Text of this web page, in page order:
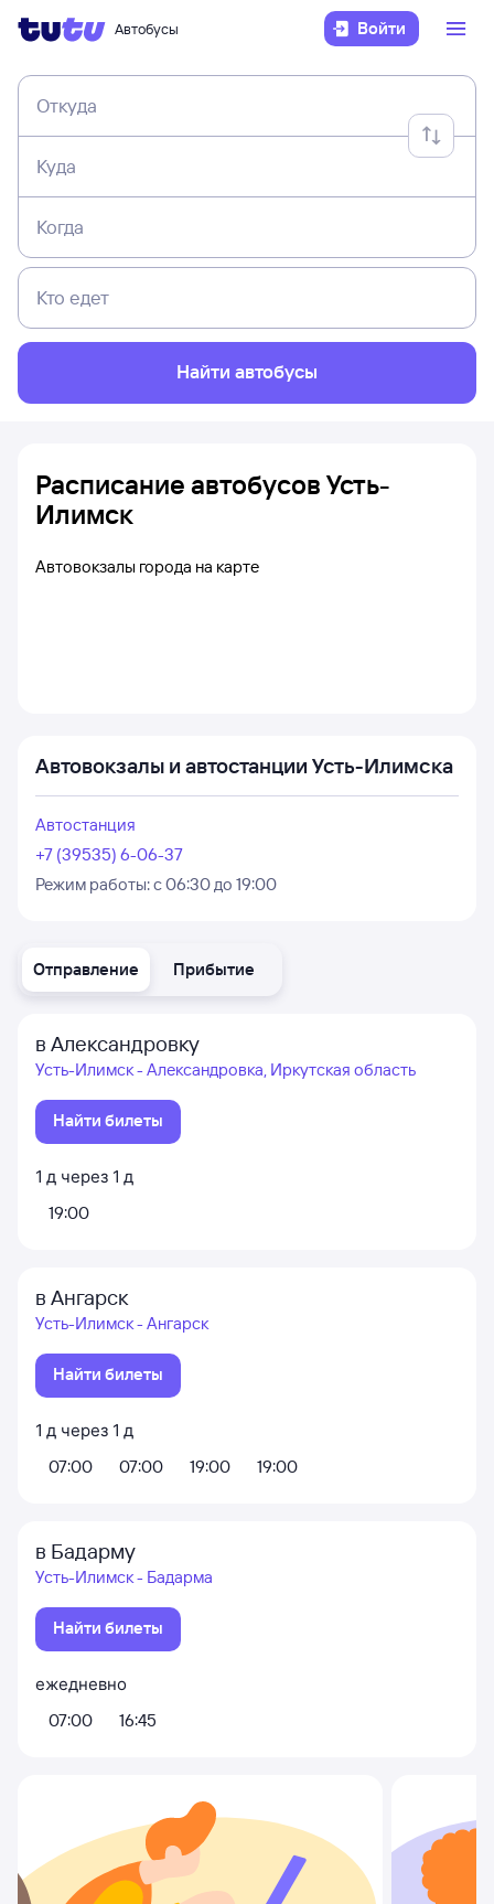
Автобусы Войти
Откуда
Куда
Когда
Кто едет
Найти автобусы
Отправление Прибытие
в Александровку
Усть-Илимск - Александровка, Иркутская область
Найти билеты
1 д через 1 д
19:00
в Ангарск
Усть-Илимск - Ангарск
Найти билеты
1 д через 1 д
07:00
07:00 19:00 19:00
в Бадарму
Усть-Илимск - Бадарма
Найти билеты
ежедневно
07:00
16:45
Расписание автобусов Усть-
Илимск
Автовокзалы города на карте
Автовокзалы и автостанции Усть-Илимска
Автостанция
+7 (39535) 6-06-37
Режим работы:с 06:30 до 19:00